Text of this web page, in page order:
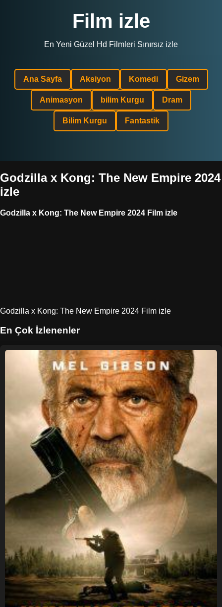
Film izle
En Yeni Güzel Hd Filmleri Sınırsız izle
Ana Sayfa Aksiyon Komedi Gizem
Animasyon bilim Kurgu Dram
Bilim Kurgu Fantastik
Godzilla x Kong: The New Empire 2024
izle
Godzilla x Kong: The New Empire 2024 Film izle
Godzilla x Kong: The New Empire 2024 Film izle
En Çok İzlenenler